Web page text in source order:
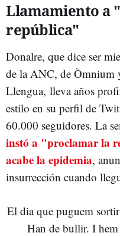
Llamamiento a
república"
Donalre, que dice ser
de la ANC, de Òmnium
Llengua, lleva años
estilo en su perfil de
60.000 seguidores. La
instó a "proclamar la
acabe la epidemia,
insurrección cuando
El dia que puguem
Han de bullir. I